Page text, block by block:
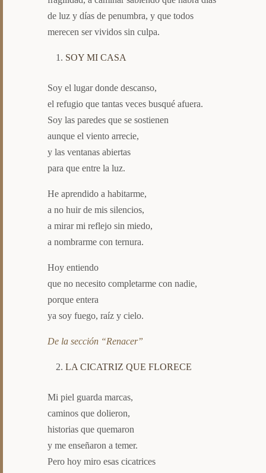
de luz y días de penumbra, y que todos
merecen ser vividos sin culpa.
SOY MI CASA
Soy el lugar donde descanso,
el refugio que tantas veces busqué afuera.
Soy las paredes que se sostienen
aunque el viento arrecie,
y las ventanas abiertas
para que entre la luz.
He aprendido a habitarme,
a no huir de mis silencios,
a mirar mi reflejo sin miedo,
a nombrarme con ternura.
Hoy entiendo
que no necesito completarme con nadie,
porque entera
ya soy fuego, raíz y cielo.
De la sección “Renacer”
LA CICATRIZ QUE FLORECE
Mi piel guarda marcas,
caminos que dolieron,
historias que quemaron
y me enseñaron a temer.
Pero hoy miro esas cicatrices